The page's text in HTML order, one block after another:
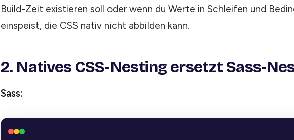
Build-Zeit existieren soll oder wenn du Werte in Schleifen und
einspeist, die CSS nativ nicht abbilden kann.
2. Natives CSS-Nesting ersetzt Sass-
Sass: